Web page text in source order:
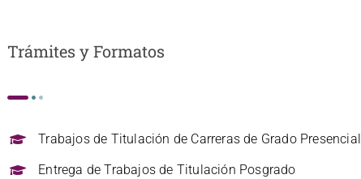
Trámites y Formatos
Trabajos de Titulación de Carreras de Grado Presencial
Entrega de Trabajos de Titulación Posgrado